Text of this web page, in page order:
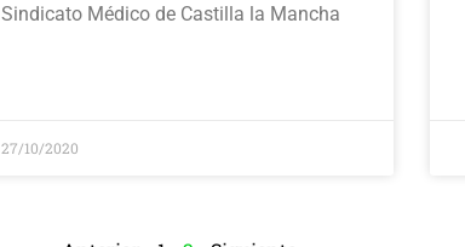
Sindicato Médico de Castilla la Mancha
27/10/2020